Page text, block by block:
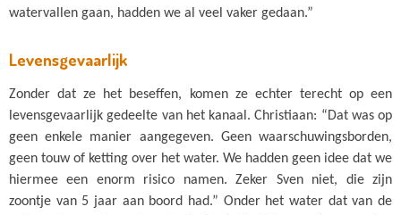
watervallen gaan, hadden we al veel vaker gedaan.”
Levensgevaarlijk
Zonder dat ze het beseffen, komen ze echter terecht op een
levensgevaarlijk gedeelte van het kanaal. Christiaan: “Dat was op
geen enkele manier aangegeven. Geen waarschuwingsborden,
geen touw of ketting over het water. We hadden geen idee dat we
hiermee een enorm risico namen. Zeker Sven niet, die zijn
zoontje van 5 jaar aan boord had.” Onder het water dat van de